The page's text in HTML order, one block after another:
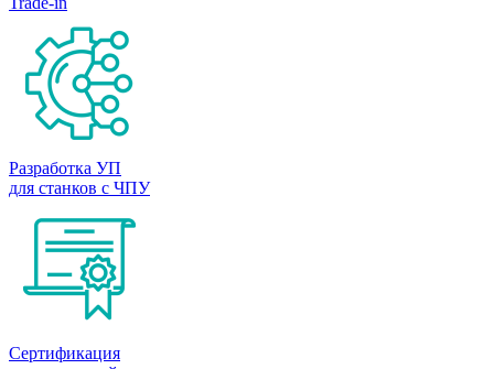
Разработка УП
для станков с ЧПУ
Сертификация